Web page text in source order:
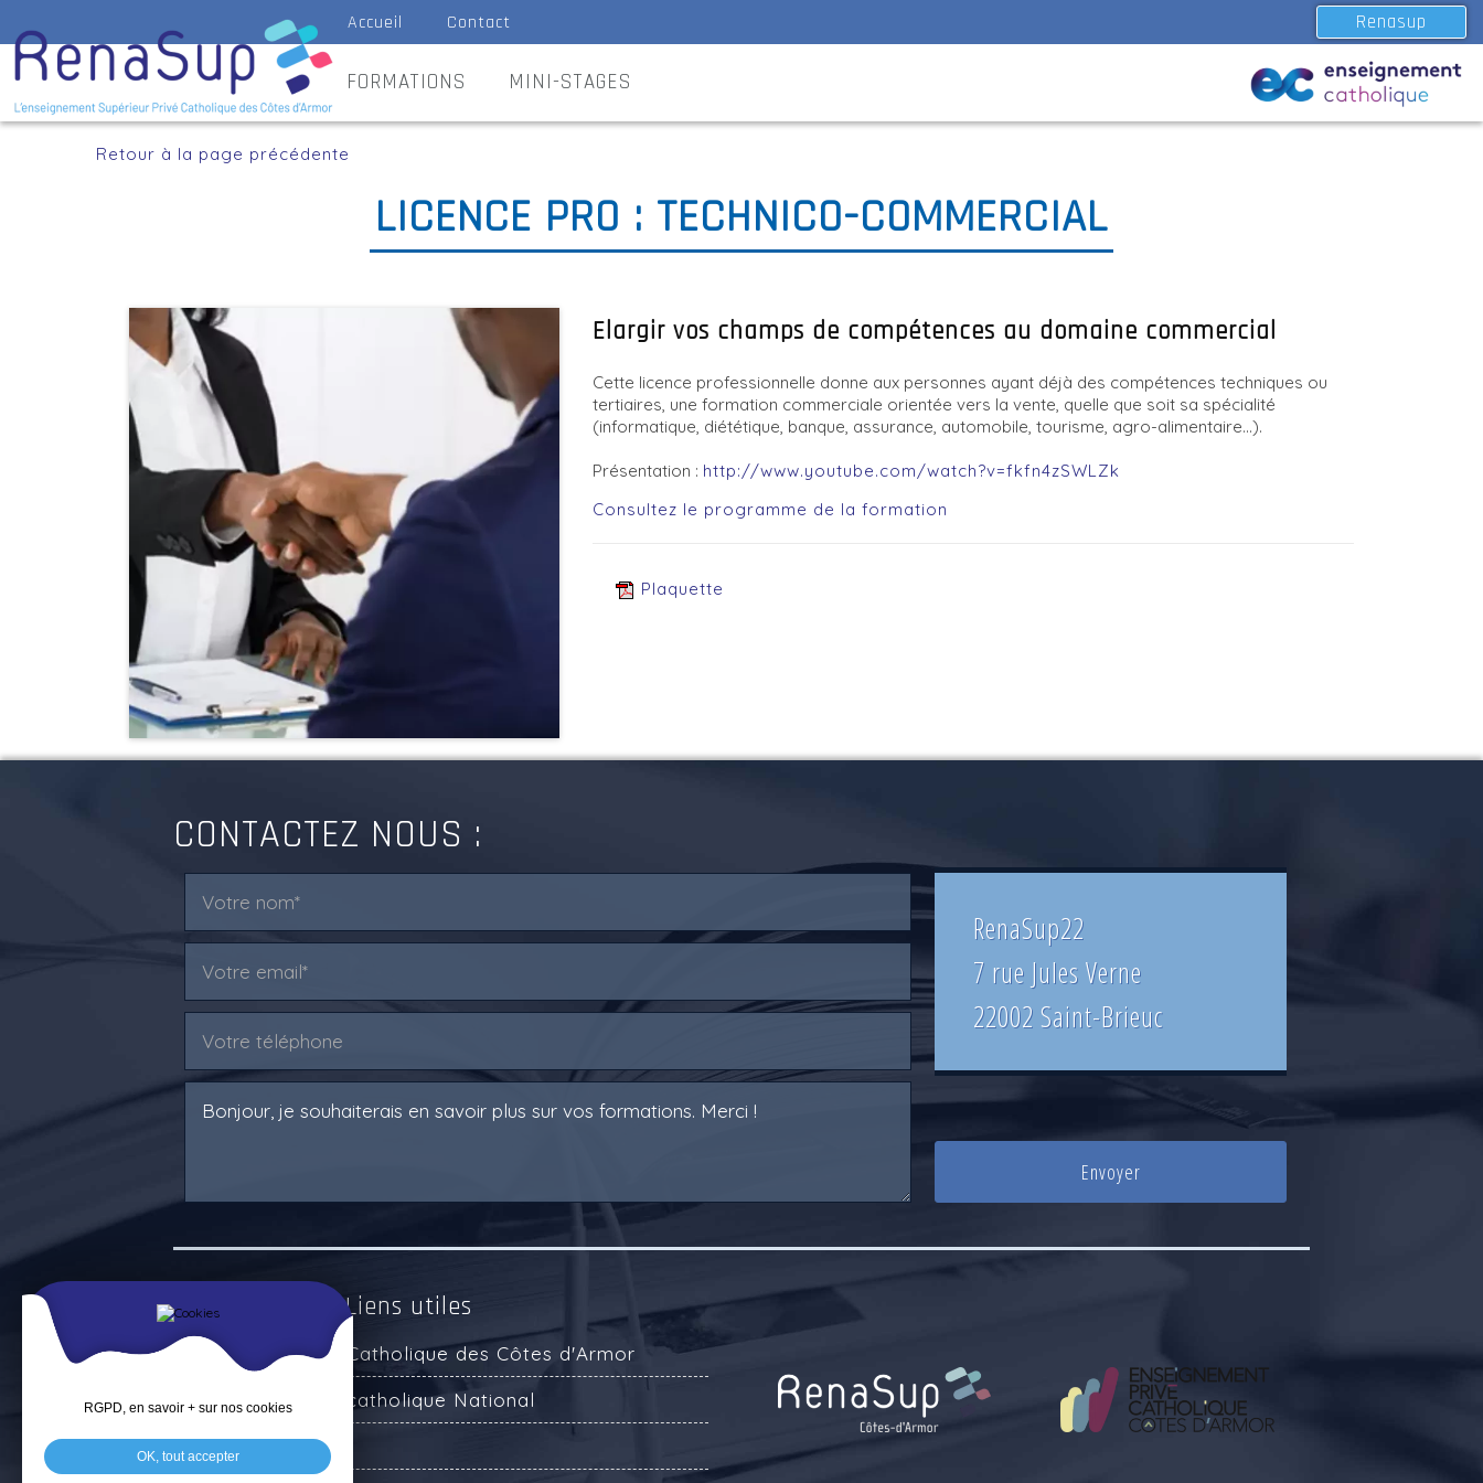
Renasup
Accueil Contact
FORMATIONS MINI-STAGES
Retour à la page précédente
LICENCE PRO : TECHNICO-COMMERCIAL
Elargir vos champs de compétences au domaine commercial
Cette licence professionnelle donne aux personnes ayant déjà des compétences techniques ou
tertiaires, une formation commerciale orientée vers la vente, quelle que soit sa spécialité
(informatique, diététique, banque, assurance, automobile, tourisme, agro-alimentaire…).
Présentation : http://www.youtube.com/watch?v=fkfn4zSWLZk
Consultez le programme de la formation
Plaquette
CONTACTEZ NOUS :
RenaSup22
7 rue Jules Verne
22002 Saint-Brieuc
Ressources & Liens utiles
Enseignement Catholique des Côtes d'Armor
Enseignement catholique National
Service Public
RGPD, en savoir + sur nos cookies
OK, tout accepter